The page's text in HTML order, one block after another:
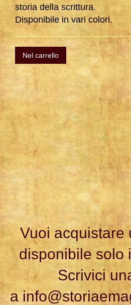
storia della scrittura.
Disponibile in vari colori.
Vuoi acquistare
disponibile solo
Scrivici
a